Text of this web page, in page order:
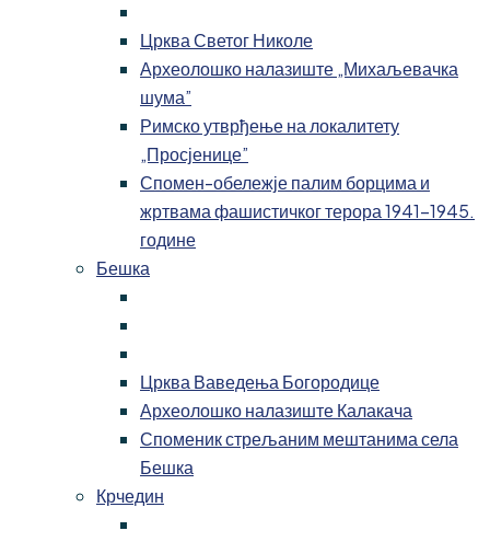
Црква Светог Николе
Археолошко налазиште „Михаљевачка
шума”
Римско утврђење на локалитету
„Просјенице”
Спомен-обележје палим борцима и
жртвама фашистичког терора 1941-1945.
године
Бешка
Црква Ваведења Богородице
Археолошко налазиште Калакача
Споменик стрељаним мештанима села
Бешка
Крчедин